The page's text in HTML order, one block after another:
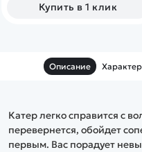
Купить в 1 клик
Описание
Катер легко справится с
перевернется, обойдет
первым. Вас порадует